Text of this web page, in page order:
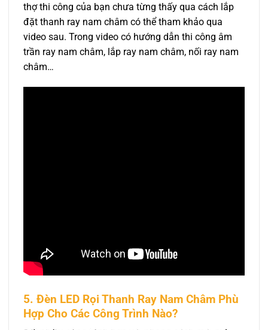
thợ thi công của bạn chưa từng thấy qua cách lắp
đặt thanh ray nam châm có thể tham khảo qua
video sau. Trong video có hướng dẫn thi công âm
trần ray nam châm, lắp ray nam châm, nối ray nam
châm…
5. Đèn LED Rọi Thanh Ray Nam Châm Phù
Hợp Cho Các Công Trình Nào?